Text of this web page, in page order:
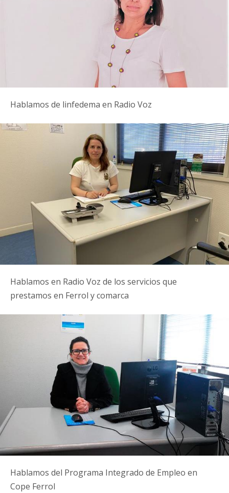
Hablamos de linfedema en Radio Voz
Hablamos en Radio Voz de los servicios que
prestamos en Ferrol y comarca
Hablamos del Programa Integrado de Empleo en
Cope Ferrol